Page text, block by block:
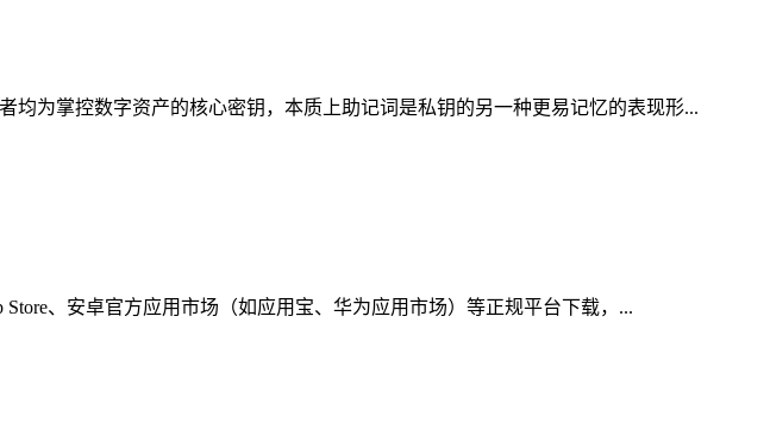
为掌控数字资产的核心密钥，本质上助记词是私钥的另一种更易记忆的表现形...
、安卓官方应用市场（如应用宝、华为应用市场）等正规平台下载，...